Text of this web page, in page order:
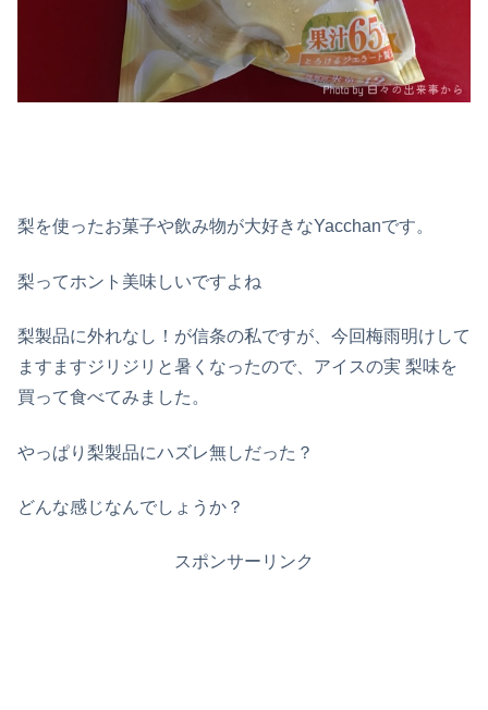
梨を使ったお菓子や飲み物が大好きなYacchanです。
梨ってホント美味しいですよね
梨製品に外れなし！が信条の私ですが、今回梅雨明けして
ますますジリジリと暑くなったので、アイスの実 梨味を
買って食べてみました。
やっぱり梨製品にハズレ無しだった？
どんな感じなんでしょうか？
スポンサーリンク